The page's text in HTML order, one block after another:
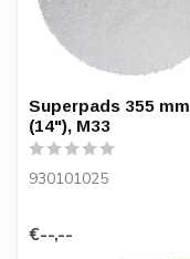
Superpads 355 mm
(14"), M33
930101025
€--,--